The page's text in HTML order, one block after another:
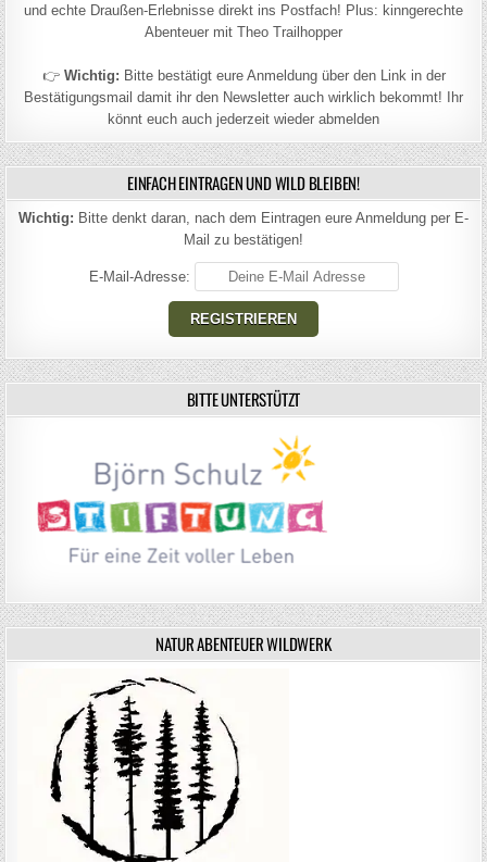
und echte Draußen-Erlebnisse direkt ins Postfach! Plus: kinngerechte
Abenteuer mit Theo Trailhopper
👉 Wichtig: Bitte bestätigt eure Anmeldung über den Link in der
Bestätigungsmail damit ihr den Newsletter auch wirklich bekommt! Ihr
könnt euch auch jederzeit wieder abmelden
EINFACH EINTRAGEN UND WILD BLEIBEN!
Wichtig: Bitte denkt daran, nach dem Eintragen eure Anmeldung per E-
Mail zu bestätigen!
E-Mail-Adresse:
BITTE UNTERSTÜTZT
NATUR ABENTEUER WILDWERK